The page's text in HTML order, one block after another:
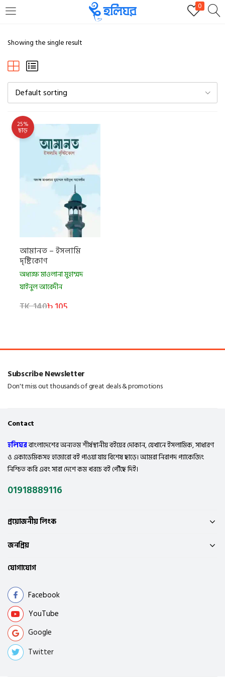
0
REGISTER
Remember me
Showing the single result
Default sorting
25%
ছাড়
আমানত – ইসলামি
দৃষ্টিকোণ
অধ্যক্ষ মাওলানা মুহাম্মদ
যাইনুল আবেদীন
TK. 140৳ 105
Subscribe Newsletter
Don't miss out thousands of great deals & promotions
Contact
হলিঘরবাংলাদেশের অন্যতম শীর্ষস্থানীয় বইয়ের দোকান, যেখানে ইসলামিক, সাধারণ
ও একাডেমিকসহ হাজারো বই পাওয়া যায় বিশেষ ছাড়ে। আমরা নিরাপদ প্যাকেজিং
নিশ্চিত করি এবং সারা দেশে কম খরচে বই পৌঁছে দিই।
01918889116
প্রয়োজনীয় লিংক
জনপ্রিয়
যোগাযোগ
Facebook
YouTube
Google
Twitter